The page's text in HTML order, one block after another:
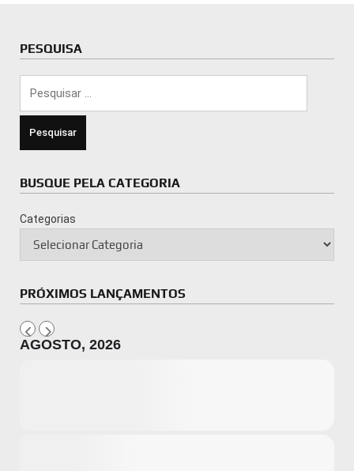
PESQUISA
BUSQUE PELA CATEGORIA
Categorias
PRÓXIMOS LANÇAMENTOS
AGOSTO, 2026